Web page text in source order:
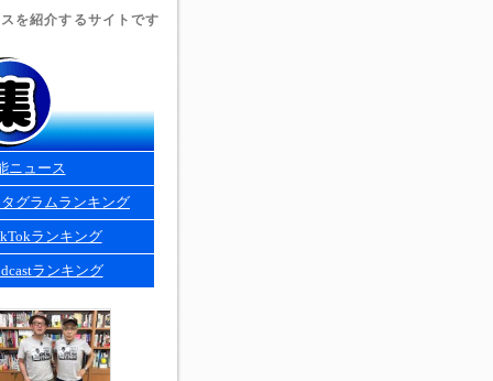
を紹介するサイトです
ニュース
グラムランキング
ランキング
ランキング